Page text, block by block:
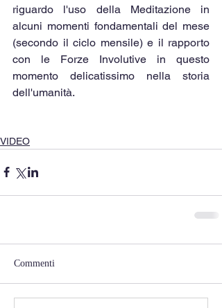
riguardo l'uso della Meditazione in
alcuni momenti fondamentali del mese
(secondo il ciclo mensile) e il rapporto
con le Forze Involutive in questo
momento delicatissimo nella storia
dell'umanità.
VIDEO
Commenti